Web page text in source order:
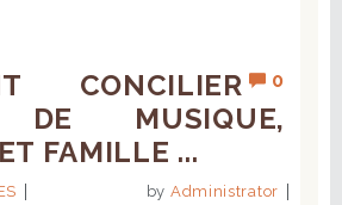
0
CONCILIER
DE MUSIQUE,
FAMILLE ...
by Administrator